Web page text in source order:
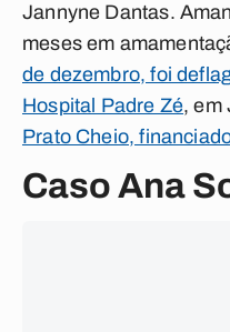
Jannyne Dantas.
meses em
de dezembro, foi
Hospital Padre Zé, em
Prato Cheio,
Caso Ana